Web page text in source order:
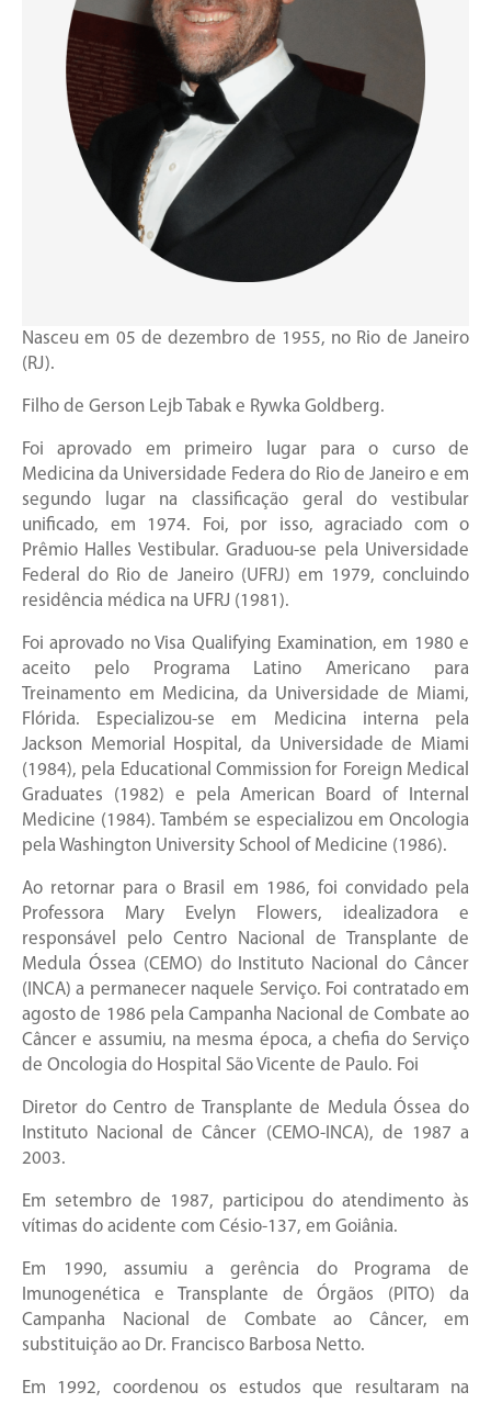
Nasceu em 05 de dezembro de 1955, no Rio de Janeiro
(RJ).
Filho de Gerson Lejb Tabak e Rywka Goldberg.
Foi aprovado em primeiro lugar para o curso de
Medicina da Universidade Federa do Rio de Janeiro e em
segundo lugar na classificação geral do vestibular
unificado, em 1974. Foi, por isso, agraciado com o
Prêmio Halles Vestibular. Graduou-se pela Universidade
Federal do Rio de Janeiro (UFRJ) em 1979, concluindo
residência médica na UFRJ (1981).
Foi aprovado no Visa Qualifying Examination, em 1980 e
aceito pelo Programa Latino Americano para
Treinamento em Medicina, da Universidade de Miami,
Flórida. Especializou-se em Medicina interna pela
Jackson Memorial Hospital, da Universidade de Miami
(1984), pela Educational Commission for Foreign Medical
Graduates (1982) e pela American Board of Internal
Medicine (1984). Também se especializou em Oncologia
pela Washington University School of Medicine (1986).
Ao retornar para o Brasil em 1986, foi convidado pela
Professora Mary Evelyn Flowers, idealizadora e
responsável pelo Centro Nacional de Transplante de
Medula Óssea (CEMO) do Instituto Nacional do Câncer
(INCA) a permanecer naquele Serviço. Foi contratado em
agosto de 1986 pela Campanha Nacional de Combate ao
Câncer e assumiu, na mesma época, a chefia do Serviço
de Oncologia do Hospital São Vicente de Paulo. Foi
Diretor do Centro de Transplante de Medula Óssea do
Instituto Nacional de Câncer (CEMO-INCA), de 1987 a
2003.
Em setembro de 1987, participou do atendimento às
vítimas do acidente com Césio-137, em Goiânia.
Em 1990, assumiu a gerência do Programa de
Imunogenética e Transplante de Órgãos (PITO) da
Campanha Nacional de Combate ao Câncer, em
substituição ao Dr. Francisco Barbosa Netto.
Em 1992, coordenou os estudos que resultaram na